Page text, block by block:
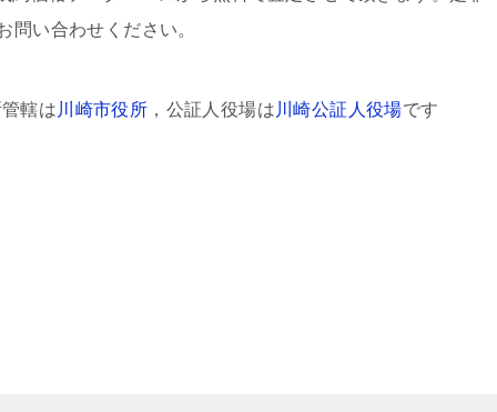
問い合わせください。
轄は 川崎市役所 ，公証人役場は 川崎公証人役場です